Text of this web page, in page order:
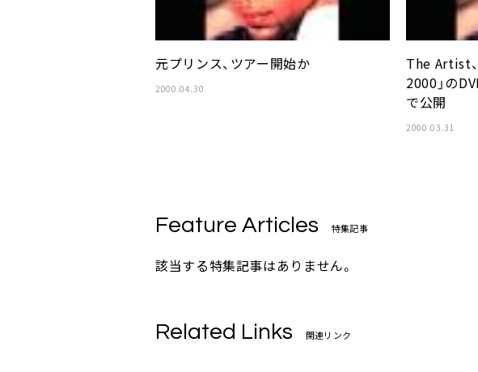
元プリンス、ツアー開始か
2000.04.30
The Artist
2000」の
で公開
2000.03.31
Feature Articles 特集記事
該当する特集記事はありません。
Related Links 関連リンク